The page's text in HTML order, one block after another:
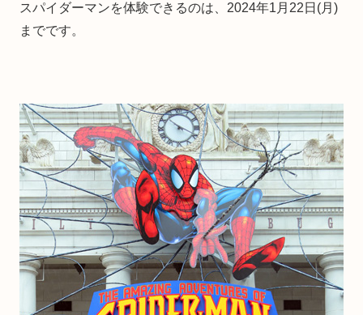
スパイダーマンを体験できるのは、2024年1月22日(月)
までです。